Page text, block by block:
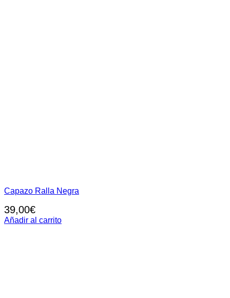
Capazo Ralla Negra
39,00€
Añadir al carrito